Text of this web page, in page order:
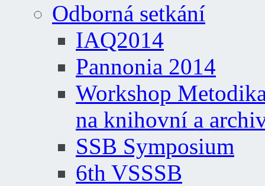
Odborná setkání
IAQ2014
Pannonia 2014
Workshop
na knihovní a
SSB Symposium
6th VSSSB